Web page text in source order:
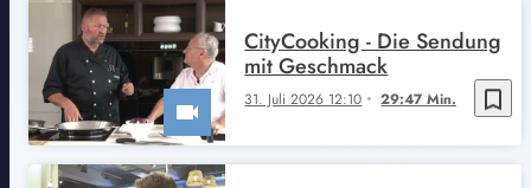
bookmark_border
31. Juli 2026 12:10 29:47 Min.
CityCooking - Die Sendung
mit Geschmack